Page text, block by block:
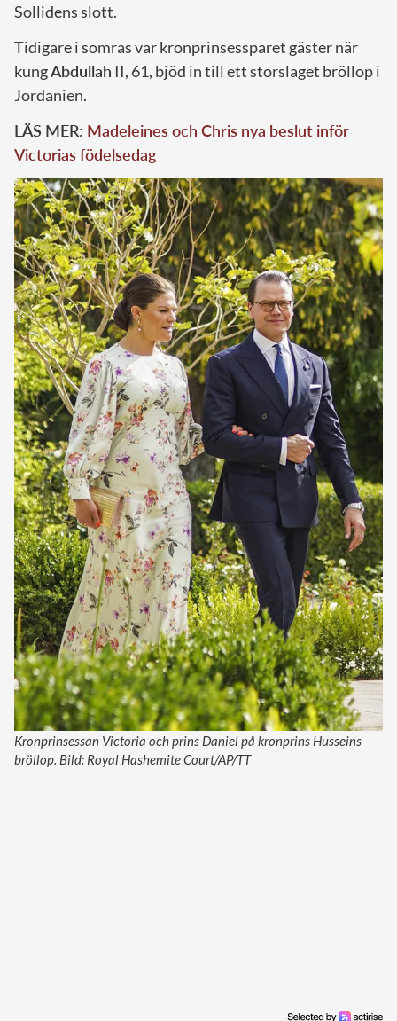
Sollidens slott.
Tidigare i somras var kronprinsessparet gäster när
kungAbdullah II, 61, bjöd in till ett storslaget bröllop i
Jordanien.
LÄS MER: Madeleines och Chris nya beslut inför
Victorias födelsedag
Kronprinsessan Victoria och prins Daniel på kronprins Husseins
bröllop. Bild: Royal Hashemite Court/AP/TT